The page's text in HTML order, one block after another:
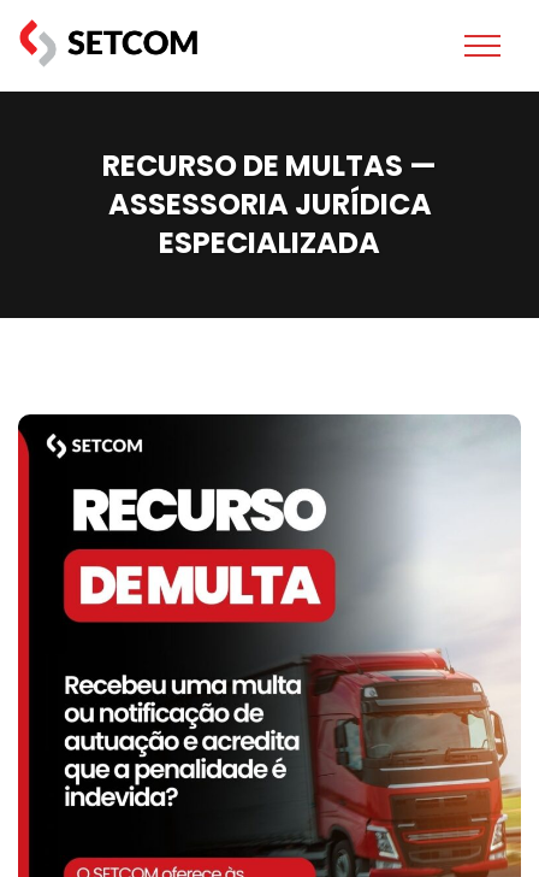
RECURSO DE MULTAS —
ASSESSORIA JURÍDICA
ESPECIALIZADA